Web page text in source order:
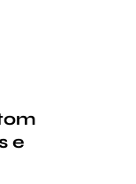
e